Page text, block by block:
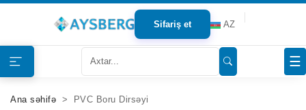
Sifariş et AZ
☰
Haqqımızda
Məhsullar
Ana səhifə PVC Boru Dirsəyi